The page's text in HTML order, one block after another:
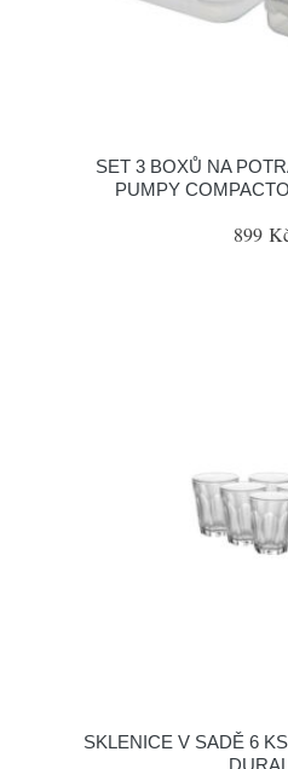
SET 3 BOXŮ NA
PUMPY
899
SKLENICE V SADĚ 6